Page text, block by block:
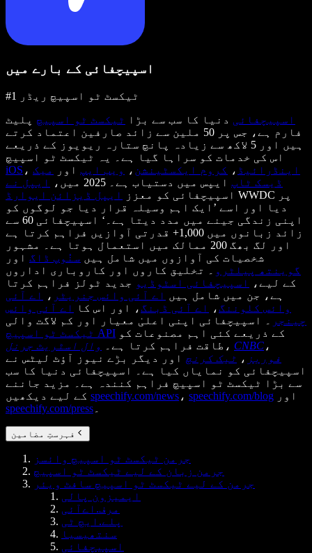
اسپیچفائی کے بارے میں
#1 ٹیکسٹ ٹو اسپیچ ریڈر
اسپیچفائی دنیا کا سب سے بڑا ٹیکسٹ ٹو اسپیچ پلیٹ
فارم ہے، جس پر 50 ملین سے زائد صارفین اعتماد کرتے
ہیں اور 5 لاکھ سے زیادہ پانچ ستارہ ریویوز کے ذریعے
اس کی خدمات کو سراہا گیا ہے۔ یہ ٹیکسٹ ٹو اسپیچ
iOS ، اینڈرائیڈ ، کروم ایکسٹینشن ، ویب ایپ اور
میک
ڈیسک ٹاپ ایپس میں دستیاب ہے۔ 2025 میں،
ایپل نے
اسپیچفائی کو معزز
ایپل ڈیزائن ایوارڈ
WWDC پر
دیا اور اسے ’ایک اہم وسیلہ قرار دیا جو لوگوں کو
اپنی زندگی جینے میں مدد دیتا ہے۔‘ اسپیچفائی 60 سے
زائد زبانوں میں 1,000+ قدرتی آوازیں فراہم کرتا ہے
اور لگ بھگ 200 ممالک میں استعمال ہوتا ہے۔ مشہور
شخصیات کی آوازوں میں شامل ہیں سنُوپ ڈاگ اور
گوینتھ پیلٹرو
۔ تخلیق کاروں اور کاروباری اداروں
کے لیے،
اسپیچفائی اسٹوڈیو جدید ٹولز فراہم کرتا
ہے، جن میں شامل ہیں اے آئی وائس جنریٹر ،
اے آئی
وائس کلوننگ، اے آئی ڈبنگ، اور اس کا
اے آئی وائس
چینجر
۔ اسپیچفائی اپنی اعلیٰ معیار اور کم لاگت والی
ٹیکسٹ ٹو اسپیچ API
طاقت فراہم کرتا ہے۔
وال اسٹریٹ جرنل ، CNBC ،
فوربز ، ٹیک کرنچ اور دیگر بڑے نیوز آؤٹ لیٹس نے
اسپیچفائی کو نمایاں کیا ہے۔ اسپیچفائی دنیا کا سب
سے بڑا ٹیکسٹ ٹو اسپیچ فراہم کنندہ ہے۔ مزید جاننے
speechify.com/news ، speechify.com/blog اور
speechify.com/press
فہرستِ مضامین
جرمن ٹیکسٹ ٹو اسپیچ وائسز
جرمن زبان کے لیے ٹیکسٹ ٹو اسپیچ
جرمن کے لیے ٹیکسٹ ٹو اسپیچ سافٹ ویئر
ایمیزون پالی
مرف.اےآئی
پلے.ایچ ٹی
سنتھیسیا
اسپیچفائی